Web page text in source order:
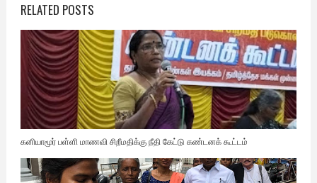
RELATED POSTS
கனியாமூர் பள்ளி மாணவி சிறீமதிக்கு நீதி கேட்டு கண்டனக் கூட்டம்